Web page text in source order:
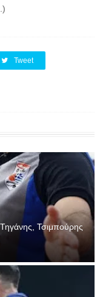
Tweet
Τηγάνης, Τσιμπούρης